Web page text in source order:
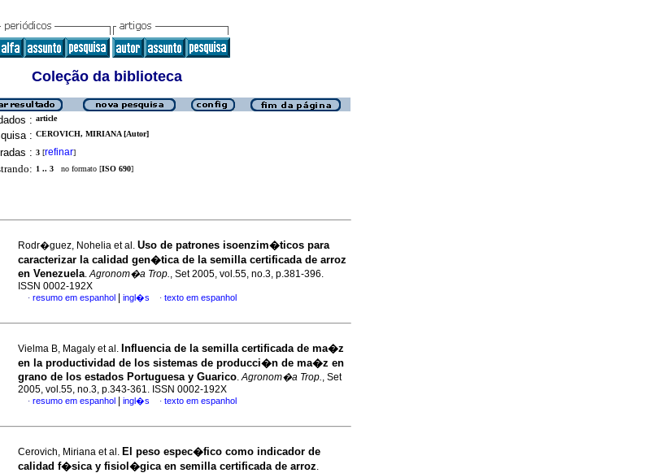
Coleção da biblioteca
: article
: CEROVICH, MIRIANA [Autor]
: 3 [refinar]
1 .. 3 no formato [ISO 690]
Rodr�guez, Nohelia et al. Uso de patrones isoenzim�ticos para
caracterizar la calidad gen�tica de la semilla certificada de arroz
en Venezuela.Agronom�a Trop., Set 2005, vol.55, no.3, p.381-396.
ISSN 0002-192X
· resumo em espanhol ingl�s · texto em espanhol
Vielma B, Magaly et al. Influencia de la semilla certificada de ma�z
en la productividad de los sistemas de producci�n de ma�z en
grano de los estados Portuguesa y Guarico.Agronom�a Trop., Set
2005, vol.55, no.3, p.343-361. ISSN 0002-192X
· resumo em espanhol ingl�s · texto em espanhol
Cerovich, Miriana et al. El peso espec�fico como indicador de
calidad f�sica y fisiol�gica en semilla certificada de arroz.